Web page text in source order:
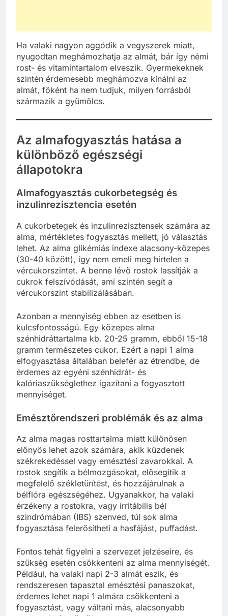
Ha valaki nagyon aggódik a vegyszerek miatt,
nyugodtan meghámozhatja az almát, bár így némi
rost- és vitamintartalom elveszik. Gyermekeknek
szintén érdemesebb meghámozva kínálni az
almát, főként ha nem tudjuk, milyen forrásból
származik a gyümölcs.
Az almafogyasztás hatása a
különböző egészségi
állapotokra
Almafogyasztás cukorbetegség és
inzulinrezisztencia esetén
A cukorbetegek és inzulinrezisztensek számára az
alma, mértékletes fogyasztás mellett, jó választás
lehet. Az alma glikémiás indexe alacsony-közepes
(30-40 között), így nem emeli meg hirtelen a
vércukorszintet. A benne lévő rostok lassítják a
cukrok felszívódását, ami szintén segít a
vércukorszint stabilizálásában.
Azonban a mennyiség ebben az esetben is
kulcsfontosságú. Egy közepes alma
szénhidráttartalma kb. 20-25 gramm, ebből 15-18
gramm természetes cukor. Ezért a napi 1 alma
elfogyasztása általában belefér az étrendbe, de
érdemes az egyéni szénhidrát- és
kalóriaszükséglethez igazítani a fogyasztott
mennyiséget.
Emésztőrendszeri problémák és az alma
Az alma magas rosttartalma miatt különösen
előnyös lehet azok számára, akik küzdenek
székrekedéssel vagy emésztési zavarokkal. A
rostok segítik a bélmozgásokat, elősegítik a
megfelelő székletürítést, és hozzájárulnak a
bélflóra egészségéhez. Ugyanakkor, ha valaki
érzékeny a rostokra, vagy irritábilis bél
szindrómában (IBS) szenved, túl sok alma
fogyasztása felerősítheti a hasfájást, puffadást.
Fontos tehát figyelni a szervezet jelzéseire, és
szükség esetén csökkenteni az alma mennyiségét.
Például, ha valaki napi 2-3 almát eszik, és
rendszeresen tapasztal emésztési panaszokat,
érdemes lehet napi 1 almára csökkenteni a
fogyasztást, vagy váltani más, alacsonyabb